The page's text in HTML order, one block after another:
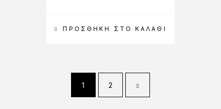
ΠΡΟΣΘΉΚΗ ΣΤΟ ΚΑΛΆΘΙ
1 2